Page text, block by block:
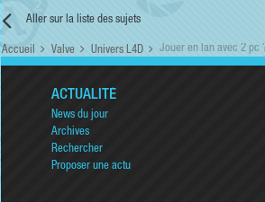
Aller sur la liste des sujets
Accueil Valve Univers L4D Jouer en lan avec 2 pc
ACTUALITÉ
News du jour
Archives
Rechercher
Proposer une actu